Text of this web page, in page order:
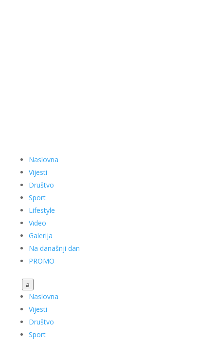
Naslovna
Vijesti
Društvo
Sport
Lifestyle
Video
Galerija
Na današnji dan
PROMO
a
Naslovna
Vijesti
Društvo
Sport